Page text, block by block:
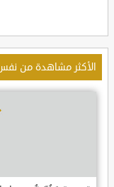
الأكثر مشاهدة من